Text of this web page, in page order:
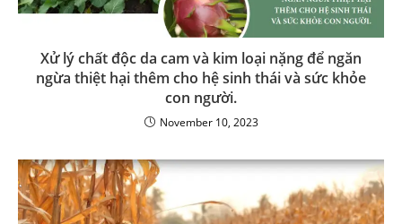
Xử lý chất độc da cam và kim loại nặng để ngăn
ngừa thiệt hại thêm cho hệ sinh thái và sức khỏe
con người.
November 10, 2023